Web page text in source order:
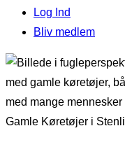
Log Ind
Bliv medlem